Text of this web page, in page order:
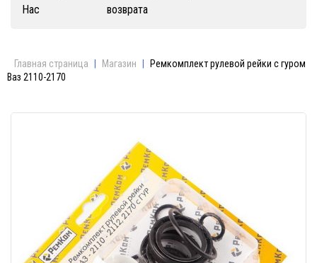
Нас
возврата
Главная страница Магазин
Ремкомплект рулевой рейки с гуром
Ваз 2110-2170